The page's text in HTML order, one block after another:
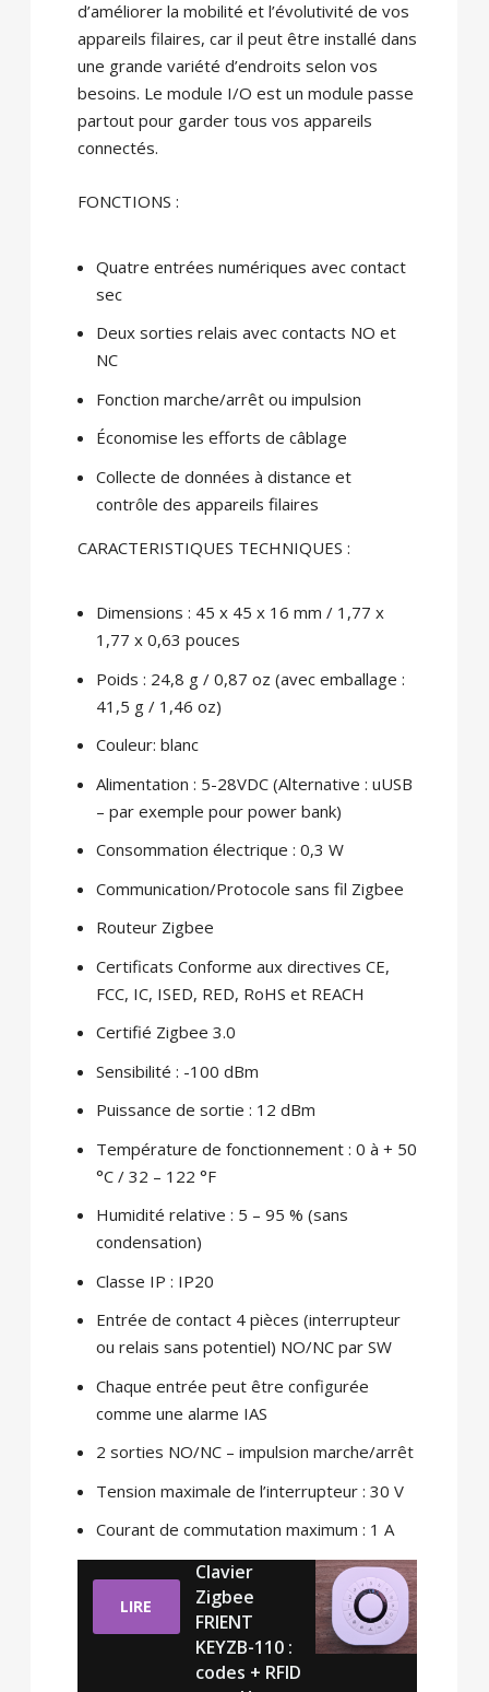
d’améliorer la mobilité et l’évolutivité de vos
appareils filaires, car il peut être installé dans
une grande variété d’endroits selon vos
besoins. Le module I/O est un module passe
partout pour garder tous vos appareils
connectés.
FONCTIONS :
Quatre entrées numériques avec contact
sec
Deux sorties relais avec contacts NO et
NC
Fonction marche/arrêt ou impulsion
Économise les efforts de câblage
Collecte de données à distance et
contrôle des appareils filaires
CARACTERISTIQUES TECHNIQUES :
Dimensions : 45 x 45 x 16 mm / 1,77 x
1,77 x 0,63 pouces
Poids : 24,8 g / 0,87 oz (avec emballage :
41,5 g / 1,46 oz)
Couleur: blanc
Alimentation : 5-28VDC (Alternative : uUSB
– par exemple pour power bank)
Consommation électrique : 0,3 W
Communication/Protocole sans fil Zigbee
Routeur Zigbee
Certificats Conforme aux directives CE,
FCC, IC, ISED, RED, RoHS et REACH
Certifié Zigbee 3.0
Sensibilité : -100 dBm
Puissance de sortie : 12 dBm
Température de fonctionnement : 0 à + 50
°C / 32 – 122 °F
Humidité relative : 5 – 95 % (sans
condensation)
Classe IP : IP20
Entrée de contact 4 pièces (interrupteur
ou relais sans potentiel) NO/NC par SW
Chaque entrée peut être configurée
comme une alarme IAS
2 sorties NO/NC – impulsion marche/arrêt
Tension maximale de l’interrupteur : 30 V
Courant de commutation maximum : 1 A
LIRE
Clavier
Zigbee
FRIENT
KEYZB-110 :
codes + RFID